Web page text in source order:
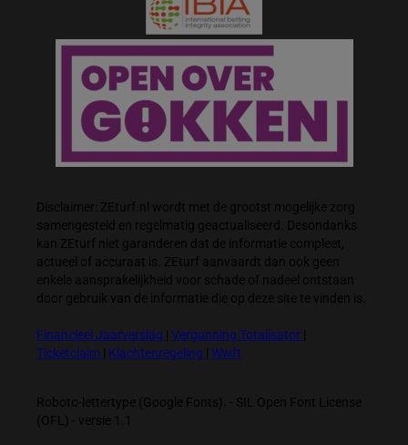
Disclaimer: ZEturf.nl wordt met de grootst mogelijke zorg
samengesteld en regelmatig geactualiseerd. Desondanks
kan ZEturf niet garanderen dat de informatie compleet,
actueel of accuraat is. ZEturf aanvaardt dan ook geen
enkele aansprakelijkheid voor schade of nadeel ontstaan
door gebruik van de informatie die op deze site te vinden is.
Financieel Jaarverslag Vergunning Totalisator
Ticketclaim
Klachtenregeling Wwft
Roboto-lettertype (Google Fonts). - SIL Open Font License
(OFL) - versie 1.1